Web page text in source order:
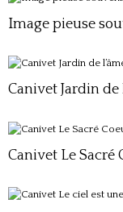
Image pieuse
Canivet Jardin
Canivet Le Sacré